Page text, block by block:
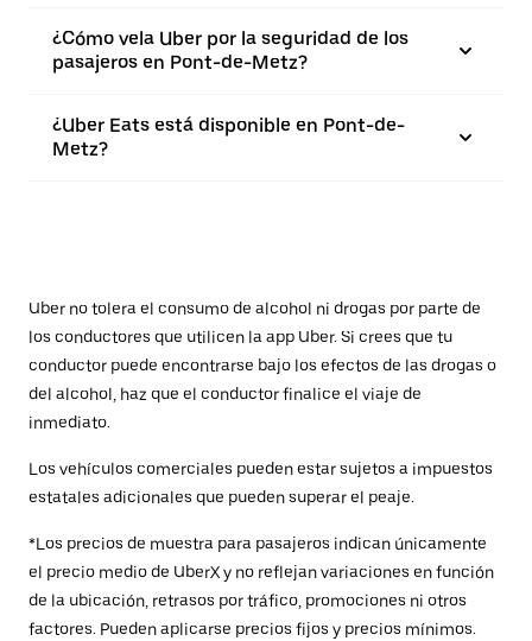
¿Cómo vela Uber por la seguridad de los
pasajeros en Pont-de-Metz?
¿Uber Eats está disponible en Pont-de-
Metz?
Uber no tolera el consumo de alcohol ni drogas por parte de
los conductores que utilicen la app Uber. Si crees que tu
conductor puede encontrarse bajo los efectos de las drogas o
del alcohol, haz que el conductor finalice el viaje de
inmediato.
Los vehículos comerciales pueden estar sujetos a impuestos
estatales adicionales que pueden superar el peaje.
*Los precios de muestra para pasajeros indican únicamente
el precio medio de UberX y no reflejan variaciones en función
de la ubicación, retrasos por tráfico, promociones ni otros
factores. Pueden aplicarse precios fijos y precios mínimos.